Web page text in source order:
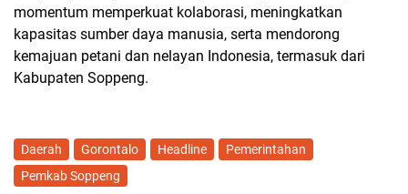
momentum memperkuat kolaborasi, meningkatkan
kapasitas sumber daya manusia, serta mendorong
kemajuan petani dan nelayan Indonesia, termasuk dari
Kabupaten Soppeng.
Daerah Gorontalo Headline
Pemerintahan
Pemkab Soppeng